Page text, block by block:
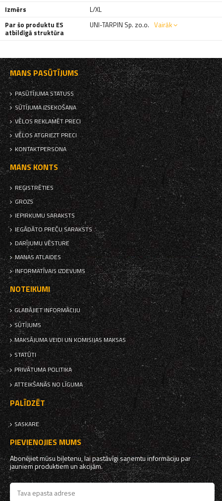
Izmērs
L/XL
Par šo produktu ES
atbildīgā struktūra
UNI-TARPIN Sp. zo.o. Vairāk
MANS PASŪTĪJUMS
PASŪTĪJUMA STATUSS
SŪTĪJUMA IZSEKOŠANA
VĒLOS REKLAMĒT PRECI
VĒLOS ATGRIEZT PRECI
KONTAKTPERSONA
MANS KONTS
REĢISTRĒTIES
GROZS
IEPIRKUMU SARAKSTS
IEGĀDĀTO PREČU SARAKSTS
DARĪJUMU VĒSTURE
MANAS ATLAIDES
INFORMATĪVAIS IZDEVUMS
NOTEIKUMI
GLABĀJIET INFORMĀCIJU
SŪTĪJUMS
MAKSĀJUMA VEIDI UN KOMISIJAS MAKSAS
STATŪTI
PRIVĀTUMA POLITIKA
ATTEIKŠANĀS NO LĪGUMA
PALĪDZĒT
SASKARE
PIEVIENOJIES MUMS
Abonējiet mūsu biļetenu, lai pastāvīgi saņemtu informāciju par
jauniem produktiem un akcijām.